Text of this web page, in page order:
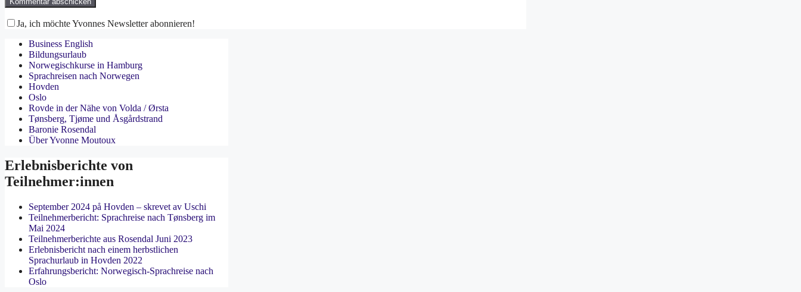
Ja, ich möchte Yvonnes Newsletter abonnieren!
Business English
Bildungsurlaub
Norwegischkurse in Hamburg
Sprachreisen nach Norwegen
Hovden
Oslo
Rovde in der Nähe von Volda / Ørsta
Tønsberg, Tjøme und Åsgårdstrand
Baronie Rosendal
Über Yvonne Moutoux
Erlebnisberichte von
Teilnehmer:innen
September 2024 på Hovden – skrevet av Uschi
Teilnehmerbericht: Sprachreise nach Tønsberg im
Mai 2024
Teilnehmerberichte aus Rosendal Juni 2023
Erlebnisbericht nach einem herbstlichen
Sprachurlaub in Hovden 2022
Erfahrungsbericht: Norwegisch-Sprachreise nach
Oslo